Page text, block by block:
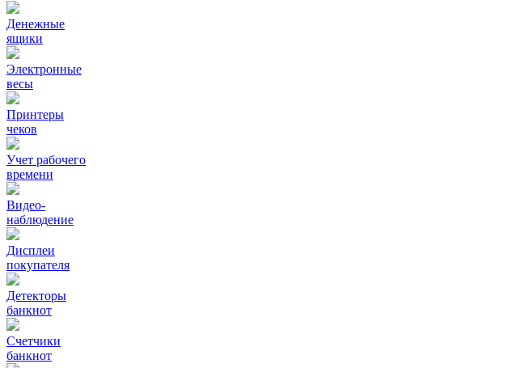
Денежные
ящики
Электронные
весы
Принтеры
чеков
Учет рабочего
времени
Видео‑
наблюдение
Дисплеи
покупателя
Детекторы
банкнот
Счетчики
банкнот